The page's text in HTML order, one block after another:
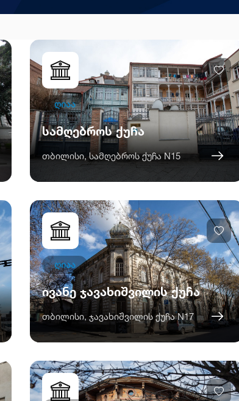
ღიაა
სამღებროს ქუჩა
თბილისი, სამღებროს ქუჩა N15
ღიაა
ივანე ჯავახიშვილის ქუჩა
თბილისი, ჯავახიშვილის ქუჩა N17